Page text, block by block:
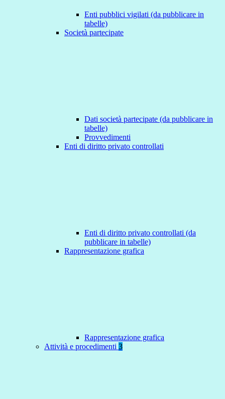
Enti pubblici vigilati (da pubblicare in
tabelle)
Società partecipate
Dati società partecipate (da pubblicare in
tabelle)
Provvedimenti
Enti di diritto privato controllati
Enti di diritto privato controllati (da
pubblicare in tabelle)
Rappresentazione grafica
Rappresentazione grafica
Attività e procedimenti 3